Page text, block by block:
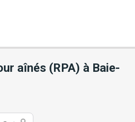
aînés (RPA) à Baie-